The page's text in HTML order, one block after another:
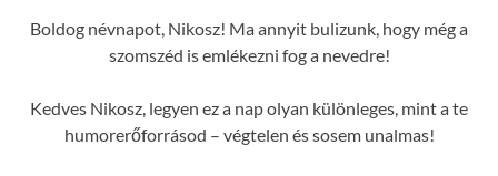
Boldog névnapot, Nikosz! Ma annyit bulizunk, hogy még a
szomszéd is emlékezni fog a nevedre!
Kedves Nikosz, legyen ez a nap olyan különleges, mint a te
humorerőforrásod – végtelen és sosem unalmas!